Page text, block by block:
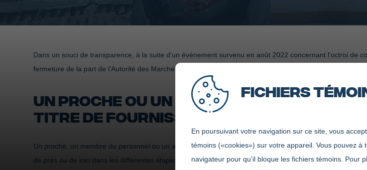
Fichiers
En poursuivant votre navigation sur ce site, vous
témoins («cookies») sur votre appareil. Vous pouvez à
navigateur pour qu’il bloque les fichiers témoins. Pour
Dans un souci de transparence, à la suite d'un événement survenu en août 2022 concernant l'octroi de
fermeture de la part de l’Autorité des Marchés Publics (AMP), l'établissement considère opportun de
UN PROCHE OU UN MEMBRE DU
TITRE DE FOURNISSEURS DE BIENS OU DE
Un proche, un membre du personnel ou un administrateur ne peut avoir un lien direct ou indirect dans
de près ou de loin dans les différentes étapes reliés au processus d'acquisition comme la préparation